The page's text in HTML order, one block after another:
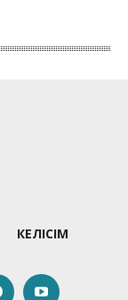
КЕЛІСІМ